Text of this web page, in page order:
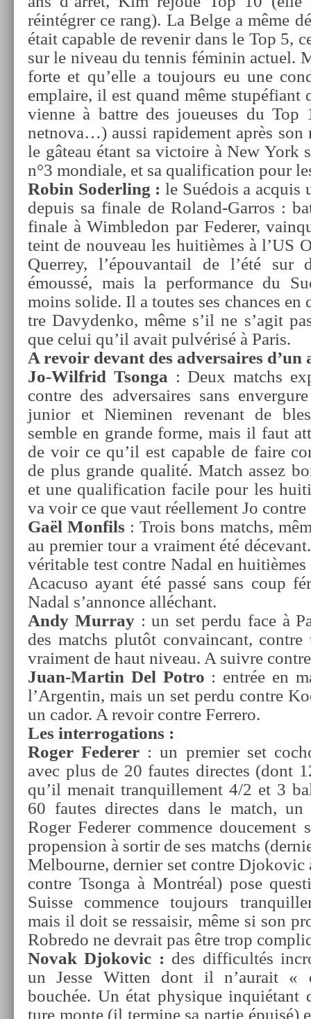
réintégrer ce rang). La Belge a même
était cap­able de re­venir dans le Top 5,
sur le niveau du ten­nis féminin ac­tuel.
forte et qu’elle a toujours eu une
emplaire, il est quand même stupéfiant
vien­ne à battre des joueuses du
netnova…) aussi rapide­ment après son
le gâteau étant sa vic­toire à New York
n°3 mon­diale, et sa qualifica­tion pour
Robin Soderl­ing : le Suédois a ac­quis
de­puis sa fin­ale de Roland-Garros :
fin­ale à Wimbledon par Feder­er,
teint de nouveau les huitièmes à l’US
Quer­rey, l’épouvan­tail de l’été sur
émoussé, mais la per­for­mance du
moins sol­ide. Il a toutes ses chan­ces
tre Davyden­ko, même s’il ne s’agit
que celui qu’il avait pulvérisé à Paris.
A re­voir de­vant des ad­versaires d’un
Jo-Wilfrid Tson­ga : Deux matchs
con­tre des ad­versaires sans
junior et Niemin­en re­venant de
semble en gran­de forme, mais il faut
de voir ce qu’il est cap­able de faire
de plus gran­de qualité. Match assez
et une qualifica­tion facile pour les
va voir ce que vaut réel­le­ment Jo con­tre
Gaël Mon­fils : Trois bons matchs,
au pre­mi­er tour a vrai­ment été
vérit­able test con­tre Nadal en
Acacuso ayant été passé sans coup
Nadal s’an­nonce alléchant.
Andy Mur­ray: un set perdu face à
des matchs plutôt con­vain­cant,
vrai­ment de haut niveau. A suiv­re
Juan-Martin Del Potro : entrée en
l’Ar­gentin, mais un set perdu con­tre
un cador. A re­voir con­tre Fer­rero.
Les in­ter­roga­tions :
Roger Feder­er : un pre­mi­er set
avec plus de 20 fautes di­rec­tes (dont
qu’il menait tran­quil­le­ment 4/2 et 3
60 fautes di­rec­tes dans le match,
Roger Feder­er com­m­ence douce­ment
pro­pens­ion à sor­tir de ses matchs
Mel­bour­ne, de­rni­er set con­tre Djokovic
con­tre Tson­ga à Montréal) pose
Suis­se com­m­ence toujours
mais il doit se re­ssaisir, même si son
Rob­redo ne de­vrait pas être trop
Novak Djokovic : des dif­ficultés
un Jesse Witt­en dont il n’aurait «
bouchée. Un état physique inquiétant
ture monte (il ter­mine sa par­tie épuisé)